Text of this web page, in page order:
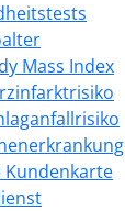
Mass Index
Kundenkarte